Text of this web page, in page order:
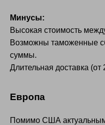
Минусы:
Высокая стоимость
Возможны таможенные
суммы.
Длительная доставка (от
Европа
Помимо США